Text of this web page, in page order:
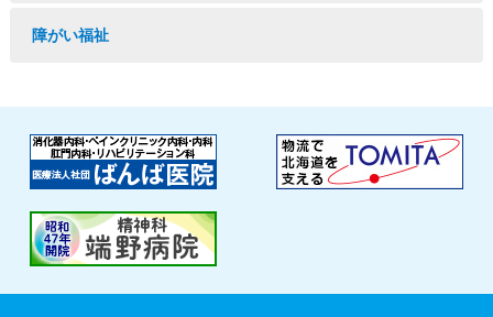
障がい福祉